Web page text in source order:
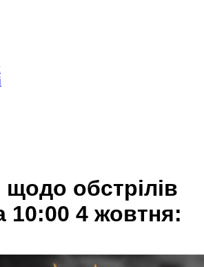
обстрілів
10:00 4 жовтня: